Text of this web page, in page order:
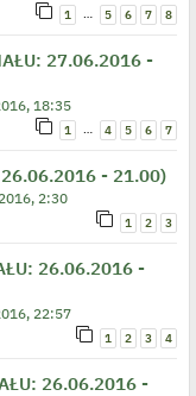
1 … 5 6 7 8
27.06.2016 -
18:35
1 … 4 5 6 7
- 21.00)
2:30
1 2 3
26.06.2016 -
22:57
1 2 3 4
26.06.2016 -